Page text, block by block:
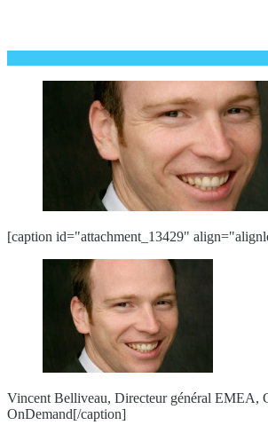
[caption id="attachment_13429"
Vincent Belliveau, Directeur général EMEA,
OnDemand[/caption]